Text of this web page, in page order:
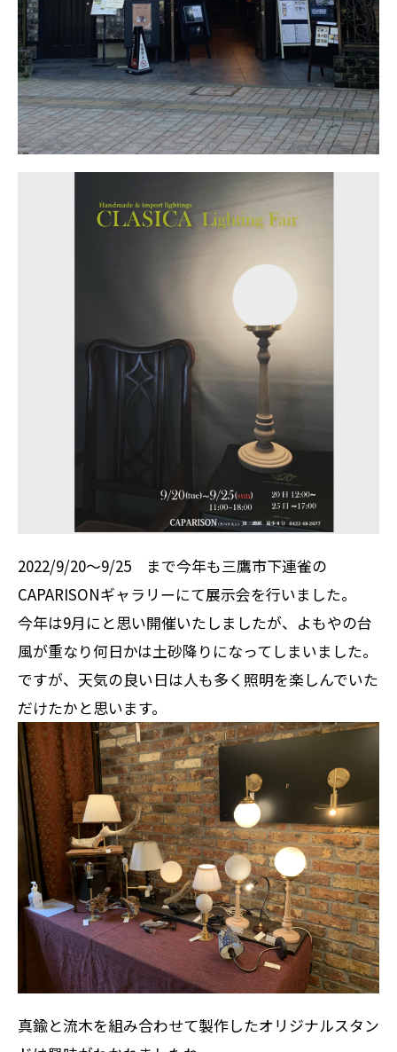
2022/9/20～9/25 まで今年も三鷹市下連雀の
CAPARISONギャラリーにて展示会を行いました。
今年は9月にと思い開催いたしましたが、よもやの台
風が重なり何日かは土砂降りになってしまいました。
ですが、天気の良い日は人も多く照明を楽しんでいた
だけたかと思います。
真鍮と流木を組み合わせて製作したオリジナルスタン